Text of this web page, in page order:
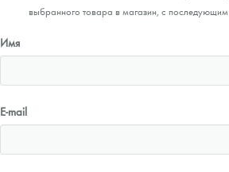
выбранного товара в магазин, с последующим
Имя
E-mail